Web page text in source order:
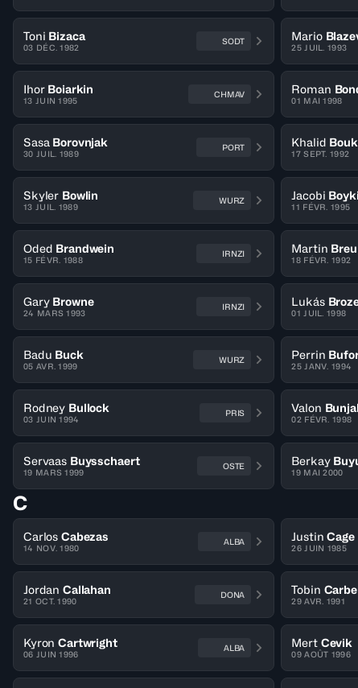
Toni Bizaca
03 DÉC. 1982
SODT Mario
25 JUIL. 1993
Ihor Boiarkin
13 JUIN 1995
CHMAV Roman
01 MAI 1998
Sasa Borovnjak
30 JUIL. 1989
PORT Khalid
17 SEPT. 1992
Skyler Bowlin
13 JUIL. 1989
WURZ Jacobi
11 FÉVR. 1995
Oded Brandwein
15 FÉVR. 1988
IRNZI Martin
18 FÉVR. 1992
Gary Browne
24 MARS 1993
IRNZI Lukás
01 JUIL. 1998
Badu Buck
05 AVR. 1999
WURZ Perrin
25 JANV. 1994
Rodney Bullock
03 JUIN 1994
PRIS Valon
02 FÉVR. 1998
Servaas Buysschaert
19 MARS 1999
OSTE Berkay
19 MAI 2000
C
Carlos Cabezas
14 NOV. 1980
ALBA Justin Cage
26 JUIN 1985
Jordan Callahan
21 OCT. 1990
DONA Tobin
29 AVR. 1991
Kyron Cartwright
06 JUIN 1996
ALBA Mert Cevik
09 AOÛT 1996